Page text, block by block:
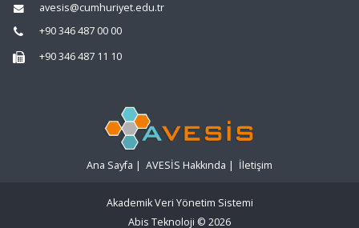
avesis@cumhuriyet.edu.tr
+90 346 487 00 00
+90 346 487 11 10
Ana Sayfa | AVESİS Hakkında | İletişim
Akademik Veri Yönetim Sistemi
Abis Teknoloji © 2026